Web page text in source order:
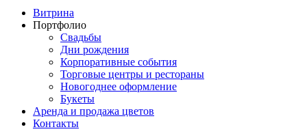
Витрина
Портфолио
Свадьбы
Дни рождения
Корпоративные события
Торговые центры и рестораны
Новогоднее оформление
Букеты
Аренда и продажа цветов
Контакты